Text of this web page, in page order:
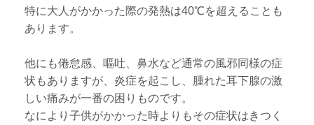
特に大人がかかった際の発熱は40℃を超えることも
あります。
他にも倦怠感、嘔吐、鼻水など通常の風邪同様の症
状もありますが、炎症を起こし、腫れた耳下腺の激
しい痛みが一番の困りものです。
なにより子供がかかった時よりもその症状はきつく